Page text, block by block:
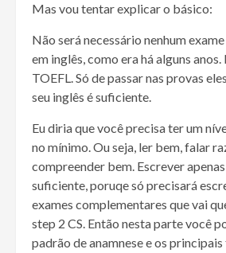
Mas vou tentar explicar o básico:
Não será necessário nenhum
em inglês, como era há alguns
TOEFL. Só de passar nas provas
seu inglês é suficiente.
Eu diria que você precisa ter um
no mínimo. Ou seja, ler bem, falar
compreender bem. Escrever
suficiente, poruqe só precisará
exames complementares que vai
step 2 CS. Então nesta parte você
padrão de anamnese e os